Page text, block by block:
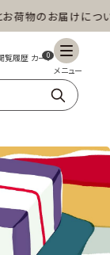
お届けについて
0
水出し茶
商品一覧